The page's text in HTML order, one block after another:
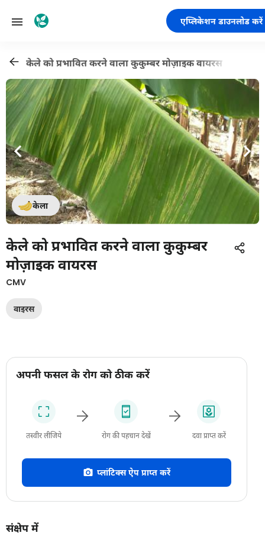
एप्लिकेशन डाउनलोड करें
केले को प्रभावित करने वाला कुकुम्बर मोज़ाइक वायरस
केला
केले को प्रभावित करने वाला कुकुम्बर
मोज़ाइक वायरस
CMV
वाइरस
अपनी फसल के रोग को ठीक करें
तस्वीर लीजिये रोग की पहचान देखें दवा प्राप्त करें
प्लांटिक्स ऐप प्राप्त करें
संक्षेप में